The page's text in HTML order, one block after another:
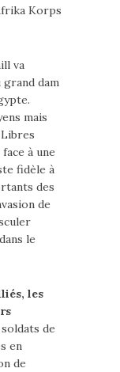
Korps
va
grand dam
mais
à une
fidèle à
des
de
le
les
de
en
de